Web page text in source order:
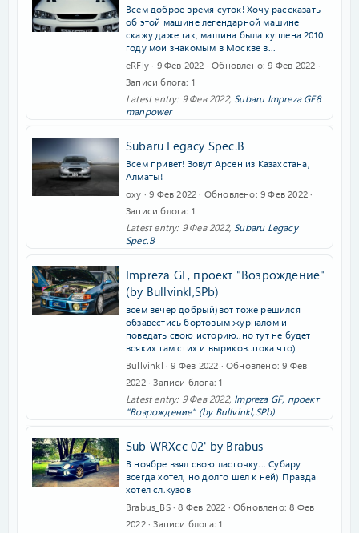
Всем доброе время суток! Хочу рассказать
об этой машине легендарной машине
скажу даже так, машина была куплена 2010
году мои знакомым в Москве в...
eRFly
9 Фев 2022 Обновлено 9 Фев 2022
Записи блога 1
Latest entry: 9 Фев 2022, Subaru Impreza GF8
manpower
Subaru Legacy Spec.B
Всем привет! Зовут Арсен из Казахстана,
Алматы!
oxy
9 Фев 2022 Обновлено 9 Фев 2022
Записи блога 1
Latest entry: 9 Фев 2022, Subaru Legacy
Spec.B
Impreza GF, проект "Возрождение"
(by Bullvinkl,SPb)
всем вечер добрый)вот тоже решился
обзавестись бортовым журналом и
поведать свою историю..но тут не будет
всяких там стих и выриков..пока что)
Bullvinkl
9 Фев 2022 Обновлено 9 Фев
2022
Записи блога 1
Latest entry: 9 Фев 2022, Impreza GF, проект
"Возрождение" (by Bullvinkl,SPb)
Sub WRXсс 02' by Brabus
В ноябре взял свою ласточку... Субару
всегда хотел, но долго шел к ней) Правда
хотел сл.кузов
Brabus_BS
8 Фев 2022 Обновлено 8 Фев
2022
Записи блога 1